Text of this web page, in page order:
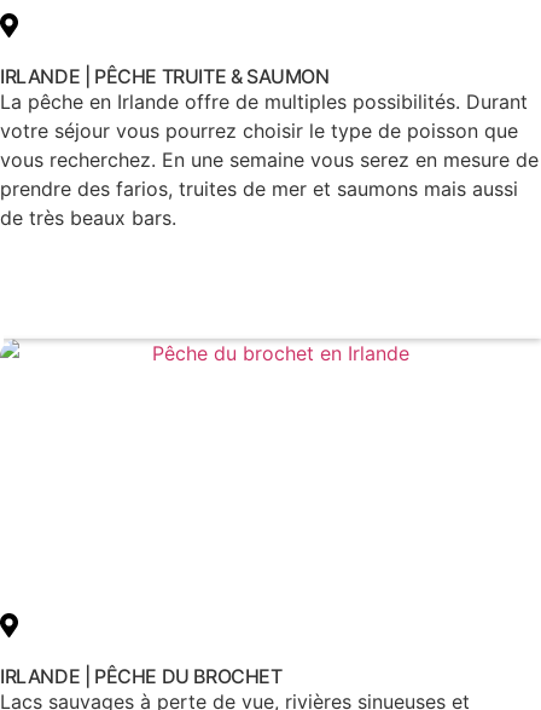
IRLANDE | PÊCHE TRUITE & SAUMON
La pêche en Irlande offre de multiples possibilités. Durant
votre séjour vous pourrez choisir le type de poisson que
vous recherchez. En une semaine vous serez en mesure de
prendre des farios, truites de mer et saumons mais aussi
de très beaux bars.
IRLANDE | PÊCHE DU BROCHET
Lacs sauvages à perte de vue, rivières sinueuses et